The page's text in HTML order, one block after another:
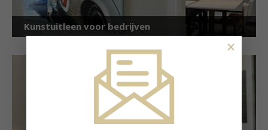
Kunstuitleen voor bedrijven
×